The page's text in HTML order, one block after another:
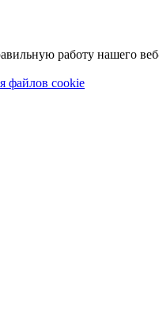
работу нашего
файлов cookie